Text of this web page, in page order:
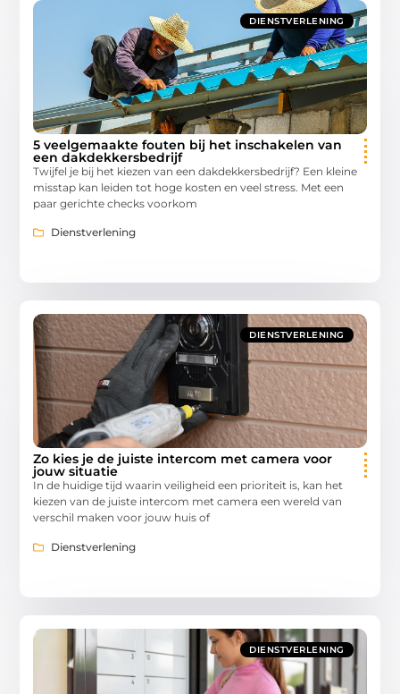
DIENSTVERLENING
5 veelgemaakte fouten bij het inschakelen van
een dakdekkersbedrijf
Twijfel je bij het kiezen van een dakdekkersbedrijf? Een kleine
misstap kan leiden tot hoge kosten en veel stress. Met een
paar gerichte checks voorkom
Dienstverlening
DIENSTVERLENING
Zo kies je de juiste intercom met camera voor
jouw situatie
In de huidige tijd waarin veiligheid een prioriteit is, kan het
kiezen van de juiste intercom met camera een wereld van
verschil maken voor jouw huis of
Dienstverlening
DIENSTVERLENING